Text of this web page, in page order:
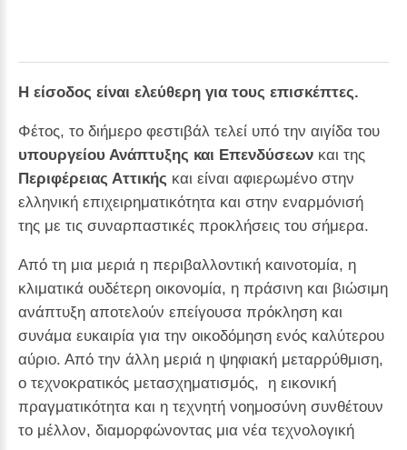
Η είσοδος είναι ελεύθερη για τους επισκέπτες.
Φέτος, το διήμερο φεστιβάλ τελεί υπό την αιγίδα του
υπουργείου Ανάπτυξης και Επενδύσεων και της
Περιφέρειας Αττικής και είναι αφιερωμένο στην
ελληνική επιχειρηματικότητα και στην εναρμόνισή
της με τις συναρπαστικές προκλήσεις του σήμερα.
Από τη μια μεριά η περιβαλλοντική καινοτομία, η
κλιματικά ουδέτερη οικονομία, η πράσινη και βιώσιμη
ανάπτυξη αποτελούν επείγουσα πρόκληση και
συνάμα ευκαιρία για την οικοδόμηση ενός καλύτερου
αύριο. Από την άλλη μεριά η ψηφιακή μεταρρύθμιση,
ο τεχνοκρατικός μετασχηματισμός, η εικονική
πραγματικότητα και η τεχνητή νοημοσύνη συνθέτουν
το μέλλον, διαμορφώνοντας μια νέα τεχνολογική